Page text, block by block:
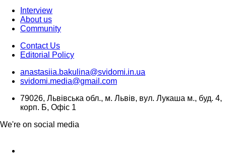
Interview
About us
Community
Contact Us
Editorial Policy
anastasiia.bakulina@svidomi.in.ua
svidomi.media@gmail.com
79026, Львівська обл., м. Львів, вул. Лукаша м., буд. 4,
корп. Б, Офіс 1
We're on social media